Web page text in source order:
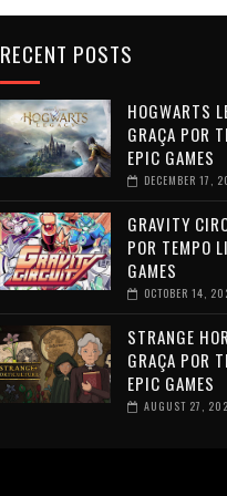
RECENT POSTS
HOGWARTS
GRAÇA POR
EPIC GAMES
DECEMBER 17,
GRAVITY
POR TEMPO
GAMES
OCTOBER 14,
STRANGE
GRAÇA POR
EPIC GAMES
AUGUST 27,